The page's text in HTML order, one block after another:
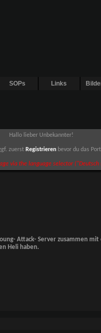
SOPs Links
Hallo lieber Unbekannter!
zuerst Registrieren bevor du das
via the language selector
Attack- Server zusammen mit
Heli haben.